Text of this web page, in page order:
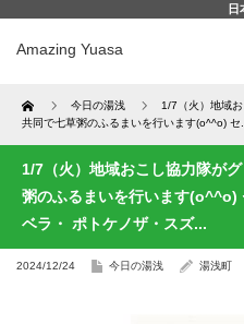
日
Amazing Yuasa
Home 今日の湯浅
1/7（火）地域
共同で七草粥のふるまいを行います(o^^o) セ...
1/7（火）地域おこし協力隊が
粥のふるまいを行います(o^^o)
ベラ・ ポトケノザ・スズ...
2024/12/24 今日の湯浅 湯浅町